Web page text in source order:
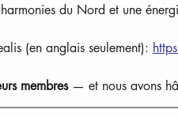
du Nord et une
(en anglais seulement):
membres — et nous avons